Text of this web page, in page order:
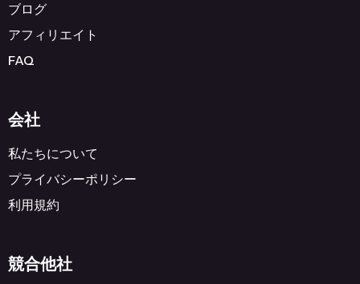
ブログ
アフィリエイト
FAQ
会社
私たちについて
プライバシーポリシー
利用規約
競合他社